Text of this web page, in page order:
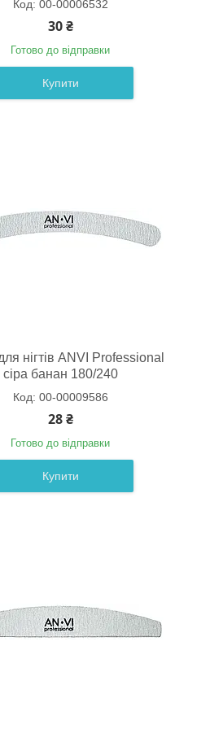
00-00006532
30 ₴
Готово до відправки
Купити
нігтів ANVI Professional
сіра банан 180/240
00-00009586
28 ₴
Готово до відправки
Купити